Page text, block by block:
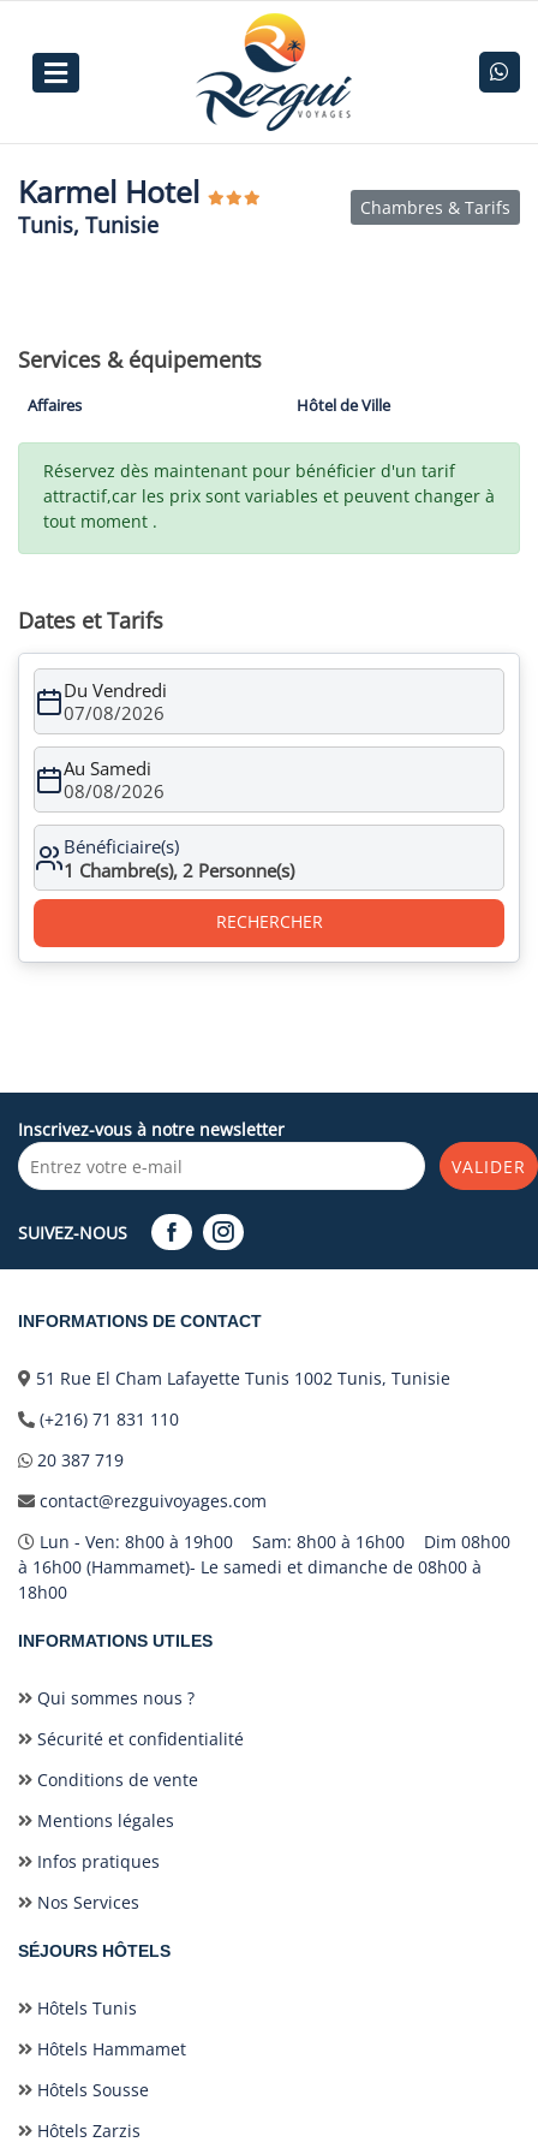
Karmel Hotel
Tunis, Tunisie
Chambres & Tarifs
Services & équipements
Affaires Hôtel de Ville
Réservez dès maintenant pour bénéficier d'un tarif
attractif,car les prix sont variables et peuvent changer à
tout moment .
Dates et Tarifs
Du Vendredi
07/08/2026
Au Samedi
08/08/2026
Bénéficiaire(s)
1 Chambre(s), 2 Personne(s)
RECHERCHER
Inscrivez-vous à notre newsletter
VALIDER
SUIVEZ-NOUS
INFORMATIONS DE CONTACT
51 Rue El Cham Lafayette Tunis 1002 Tunis, Tunisie
(+216) 71 831 110
20 387 719
contact@rezguivoyages.com
Lun - Ven: 8h00 à 19h00 Sam: 8h00 à 16h00 Dim 08h00
à 16h00 (Hammamet)- Le samedi et dimanche de 08h00 à
18h00
INFORMATIONS UTILES
Qui sommes nous ?
Sécurité et confidentialité
Conditions de vente
Mentions légales
Infos pratiques
Nos Services
SÉJOURS HÔTELS
Hôtels Tunis
Hôtels Hammamet
Hôtels Sousse
Hôtels Zarzis